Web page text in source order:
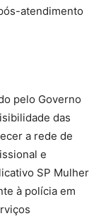
atendimento
pelo Governo
das
a rede de
e
SP Mulher
à polícia em